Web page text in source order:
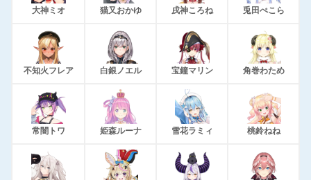
大神ミオ 猫又おかゆ 戌神ころね 兎田ぺこら
不知火フレア 白銀ノエル 宝鐘マリン 角巻わため
常闇トワ 姫森ルーナ 雪花ラミィ 桃鈴ねね